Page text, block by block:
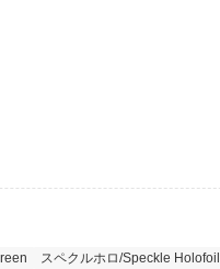
スペクルホロ/Speckle Holofoil